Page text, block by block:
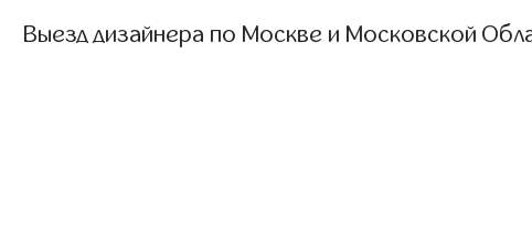
Выезд дизайнера по Москве и Московской